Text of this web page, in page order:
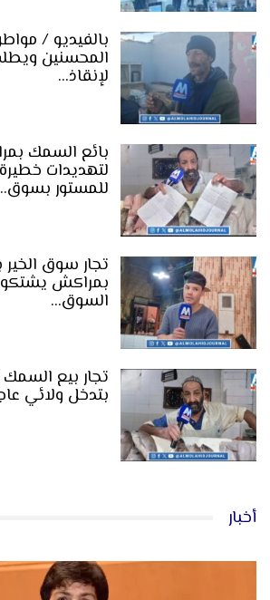
بالفيديو /
المحسنين
لإنقاذ…
بائع السمك
لتهديدات
للمستور
تجار سوق
بمراكش
السوق…
تجار بيع
بتدخل ولائي
أخبار